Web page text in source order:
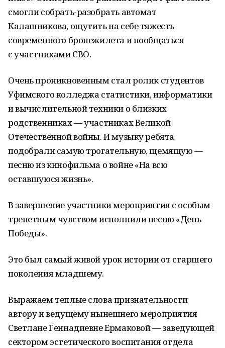
смогли собрать-разобрать автомат
Калашникова, ощутить на себе тяжесть
современного бронежилета и пообщаться
с участниками СВО.
Очень проникновенным стал ролик студентов
Уфимского колледжа статистики, информатики
и вычислительной техники о близких
родственниках — участниках Великой
Отечественной войны. И музыку ребята
подобрали самую трогательную, щемящую —
песню из кинофильма о войне «На всю
оставшуюся жизнь».
В завершение участники мероприятия с особым
трепетным чувством исполнили песню «День
Победы».
Это был самый живой урок истории от старшего
поколения младшему.
Выражаем теплые слова признательности
автору и ведущему нынешнего мероприятия
Светлане Геннадиевне Ермаковой — заведующей
сектором эстетического воспитания отдела